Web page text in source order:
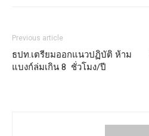
Previous article
ธปท.เตรียมออกแนวปฏิบัติ ห้าม
แบงก์ล่มเกิน 8 ชั่วโมง/ปี